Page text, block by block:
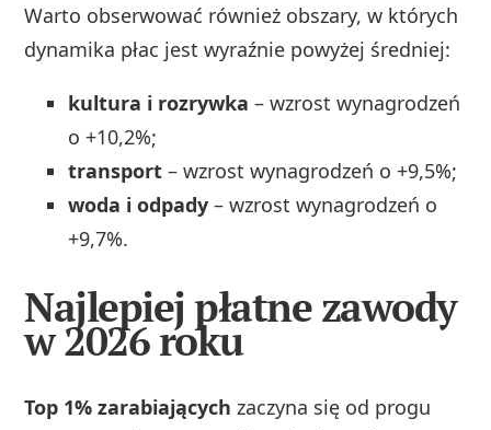
Warto obserwować również obszary, w których
dynamika płac jest wyraźnie powyżej średniej:
kultura i rozrywka – wzrost wynagrodzeń
o +10,2%;
transport – wzrost wynagrodzeń o +9,5%;
woda i odpady – wzrost wynagrodzeń o
+9,7%.
Najlepiej płatne zawody
w 2026 roku
Top 1% zarabiających zaczyna się od progu